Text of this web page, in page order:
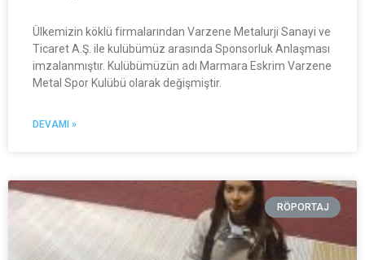
Ülkemizin köklü firmalarından Varzene Metalurji Sanayi ve
Ticaret A.Ş. ile kulübümüz arasında Sponsorluk Anlaşması
imzalanmıştır. Kulübümüzün adı Marmara Eskrim Varzene
Metal Spor Kulübü olarak değişmiştir.
DEVAMI »
RÖPORTAJ